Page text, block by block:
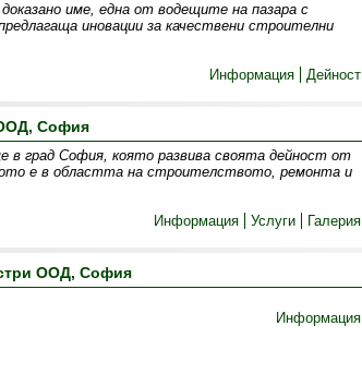
име, една от водещите на пазара с
иновации за качествени строителни
Информация
Дейност
София
град София, която развива своята дейност от
е в областта на строителството, ремонта и
Информация
Услуги Галерия
ООД, София
Информация